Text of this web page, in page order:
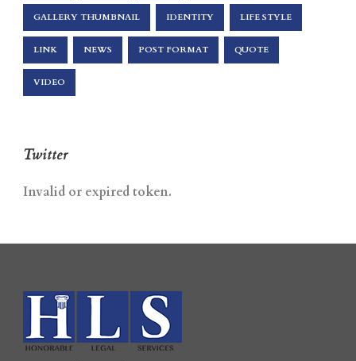
GALLERY THUMBNAIL IDENTITY LIFE STYLE
LINK NEWS POST FORMAT QUOTE
VIDEO
Twitter
Invalid or expired token.